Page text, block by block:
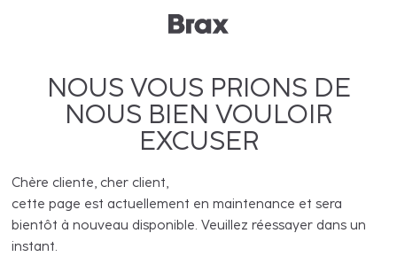
NOUS VOUS PRIONS DE
NOUS BIEN VOULOIR
EXCUSER
Chère cliente, cher client,
cette page est actuellement en maintenance et sera
bientôt à nouveau disponible. Veuillez réessayer dans un
instant.